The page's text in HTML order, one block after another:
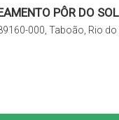
PÔR DO SOL
000, Taboão, Rio do